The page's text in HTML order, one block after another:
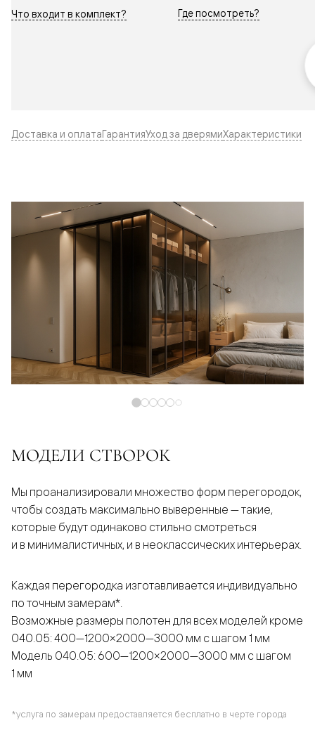
Что входит в комплект? Где посмотреть?
Доставка и оплатаГарантияУход за дверямиХарактеристики
МОДЕЛИ СТВОРОК
Мы проанализировали множество форм перегородок,
чтобы создать максимально выверенные — такие,
которые будут одинаково стильно смотреться
и в минималистичных, и в неоклассических интерьерах.
Каждая перегородка изготавливается индивидуально
по точным замерам*.
Возможные размеры полотен для всех моделей кроме
040.05: 400—1200×2000—3000 мм с шагом 1 мм
Модель 040.05: 600—1200×2000—3000 мм с шагом
1 мм
*услуга по замерам предоставляется бесплатно в черте города